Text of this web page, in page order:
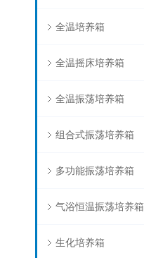
全温培养箱
全温摇床培养箱
全温振荡培养箱
组合式振荡培养箱
多功能振荡培养箱
气浴恒温振荡培养箱
生化培养箱